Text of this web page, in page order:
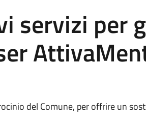
servizi per
del Comune, per offrire un